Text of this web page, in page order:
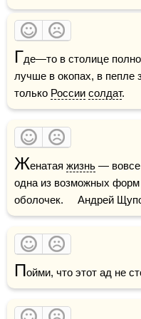
Где—то в столице полно
лучше в окопах, в пепле
только России солдат.
Женатая жизнь —
одна из возможных
оболочек.     Андрей
Пойми, что этот ад не